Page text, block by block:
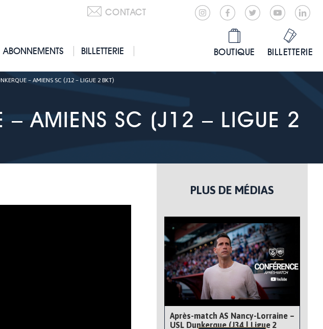
CONTACT
ABONNEMENTS
BILLETTERIE
BOUTIQUE BILLETTERIE
– AMIENS SC (J12 – LIGUE 2 BKT)
– AMIENS SC (J12 – LIGUE 2
PLUS DE MÉDIAS
Après-match AS Nancy-Lorraine –
USL Dunkerque (J34 | Ligue 2